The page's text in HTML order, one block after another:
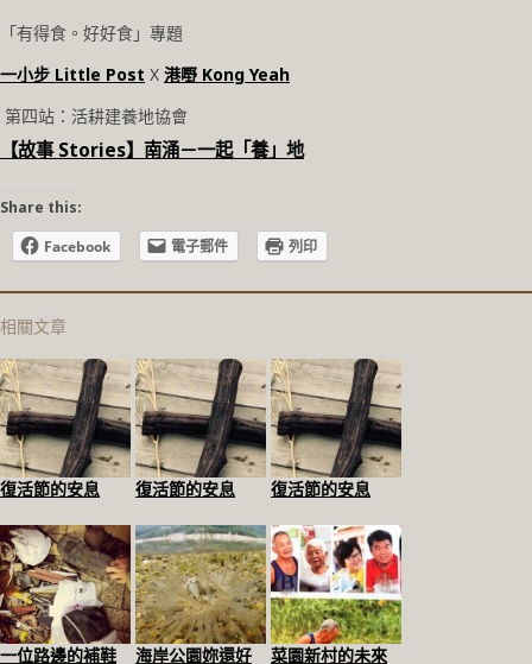
「有得食。好好食」專題
一小步 Little Post X 港嘢 Kong Yeah
第四站：活耕建養地協會
【故事 Stories】南涌－一起「養」地
Share this:
Facebook
電子郵件 列印
相關文章
復活節的安息 復活節的安息 復活節的安息
一位路邊的補鞋
海岸公園妳還好
菜園新村的未來